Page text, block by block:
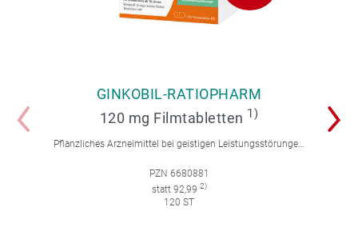
GINKOBIL-RATIOPHARM
120 mg Filmtabletten 1)
Pflanzliches Arzneimittel bei geistigen Leistungsstörungen und Durchblutungsstörungen.
PZN 6680881
statt 92,99 2)
120 ST